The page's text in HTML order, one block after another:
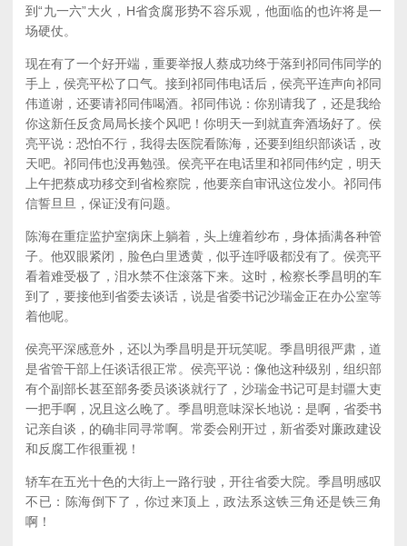
到“九一六”大火，H省贪腐形势不容乐观，他面临的也许将是一
场硬仗。
现在有了一个好开端，重要举报人蔡成功终于落到祁同伟同学的
手上，侯亮平松了口气。接到祁同伟电话后，侯亮平连声向祁同
伟道谢，还要请祁同伟喝酒。祁同伟说：你别请我了，还是我给
你这新任反贪局局长接个风吧！你明天一到就直奔酒场好了。侯
亮平说：恐怕不行，我得去医院看陈海，还要到组织部谈话，改
天吧。祁同伟也没再勉强。侯亮平在电话里和祁同伟约定，明天
上午把蔡成功移交到省检察院，他要亲自审讯这位发小。祁同伟
信誓旦旦，保证没有问题。
陈海在重症监护室病床上躺着，头上缠着纱布，身体插满各种管
子。他双眼紧闭，脸色白里透黄，似乎连呼吸都没有了。侯亮平
看着难受极了，泪水禁不住滚落下来。这时，检察长季昌明的车
到了，要接他到省委去谈话，说是省委书记沙瑞金正在办公室等
着他呢。
侯亮平深感意外，还以为季昌明是开玩笑呢。季昌明很严肃，道
是省管干部上任谈话很正常。侯亮平说：像他这种级别，组织部
有个副部长甚至部务委员谈谈就行了，沙瑞金书记可是封疆大吏
一把手啊，况且这么晚了。季昌明意味深长地说：是啊，省委书
记亲自谈，的确非同寻常啊。常委会刚开过，新省委对廉政建设
和反腐工作很重视！
轿车在五光十色的大街上一路行驶，开往省委大院。季昌明感叹
不已：陈海倒下了，你过来顶上，政法系这铁三角还是铁三角
啊！